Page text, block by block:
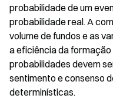
probabilidade de um
probabilidade real. A
volume de fundos e as
a eficiência da formação
probabilidades devem
sentimento e consenso
determinísticas.